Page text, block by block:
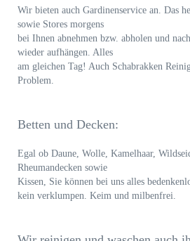
Wir bieten auch Gardinenservice an. Das
sowie Stores morgens
bei Ihnen abnehmen bzw. abholen und
wieder aufhängen. Alles
am gleichen Tag! Auch Schabrakken
Problem.
Betten und Decken:
Egal ob Daune, Wolle, Kamelhaar,
Rheumandecken sowie
Kissen, Sie können bei uns alles
kein verklumpen. Keim und milbenfrei.